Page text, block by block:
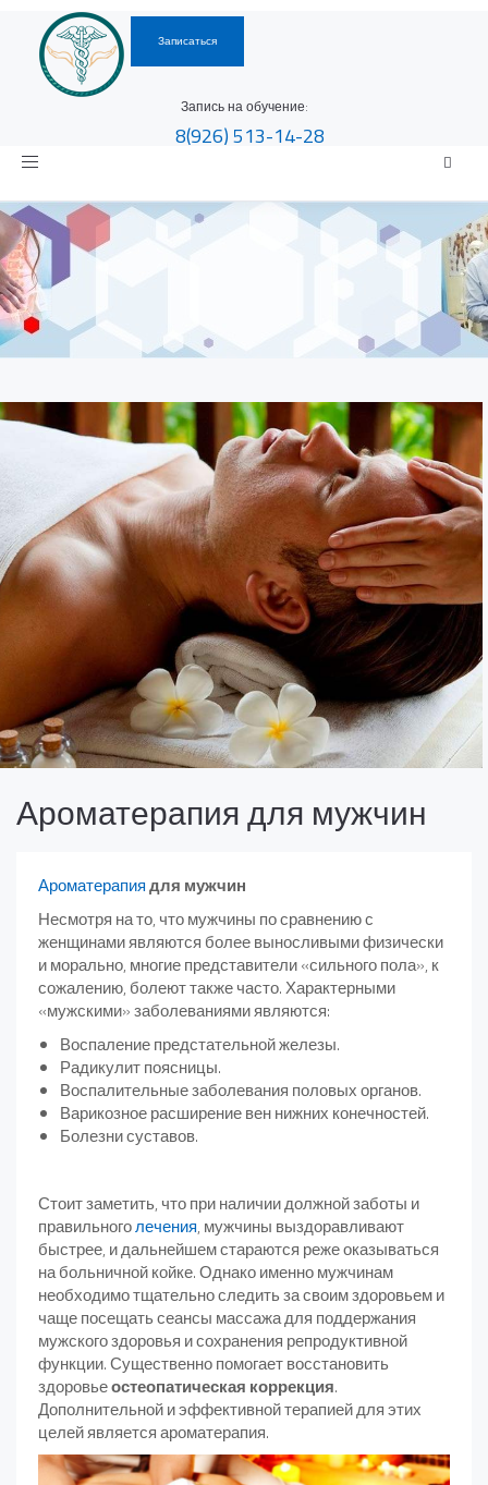
Записаться
Запись на обучение:
8(926)513-14-28
Toggle
Ароматерапия для мужчин
Ароматерапиядля мужчин
Несмотря на то, что мужчины по сравнению с
женщинами являются более выносливыми физически
и морально, многие представители «сильного пола», к
сожалению, болеют также часто. Характерными
«мужскими» заболеваниями являются:
Воспаление предстательной железы.
Радикулит поясницы.
Воспалительные заболевания половых органов.
Варикозное расширение вен нижних конечностей.
Болезни суставов.
Стоит заметить, что при наличии должной заботы и
правильноголечения, мужчины выздоравливают
быстрее, и дальнейшем стараются реже оказываться
на больничной койке. Однако именно мужчинам
необходимо тщательно следить за своим здоровьем и
чаще посещать сеансы массажа для поддержания
мужского здоровья и сохранения репродуктивной
функции. Существенно помогает восстановить
здоровьеостеопатическая коррекция.
Дополнительной и эффективной терапией для этих
целей является ароматерапия.